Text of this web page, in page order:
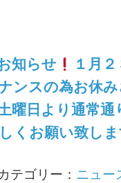
知らせ
１月
ンスの為お休
曜日より通常通
くお願い致し
テゴリー： ニュー